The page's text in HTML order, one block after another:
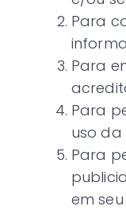
Para
Para
Para
uso da
Para
em